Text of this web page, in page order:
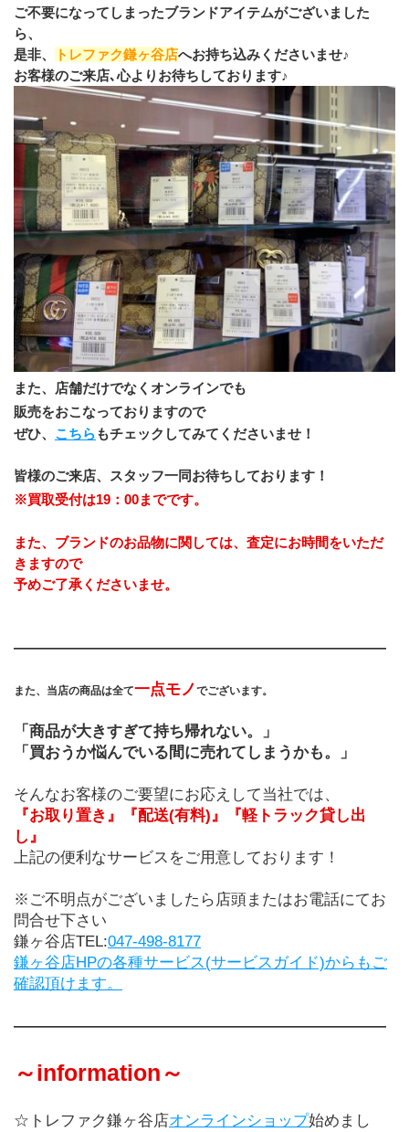
ご不要になってしまったブランドアイテムがございました
ら、
是非、
トレファク鎌ヶ谷店へお持ち込みくださいませ♪
お客様のご来店､心よりお待ちしております♪
また、店舗だけでなくオンラインでも
販売をおこなっておりますので
ぜひ、 こちらもチェックしてみてくださいませ！
﻿皆様のご来店、スタッフ一同お待ちしております！
※買取受付は19：00までです。
また、ブランドのお品物に関しては、査定にお時間をいただ
きますので
予めご了承くださいませ。
――――――――――――――――――――――――
また、当店の商品は全て一点モノでございます。
「商品が大きすぎて持ち帰れない。」
「買おうか悩んでいる間に売れてしまうかも。」
そんなお客様のご要望にお応えして当社では、
『お取り置き』『配送(有料)』『軽トラック貸し出
し』
上記の便利なサービスをご用意しております！
※ご不明点がございましたら店頭またはお電話にてお
問合せ下さい
鎌ヶ谷店TEL:047-498-8177
鎌ヶ谷店HPの各種サービス(サービスガイド)からもご
確認頂けます。
――――――――――――――――――――――――
～information～
☆トレファク鎌ヶ谷店オンラインショップ始めまし